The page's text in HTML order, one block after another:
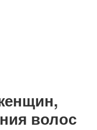
волос